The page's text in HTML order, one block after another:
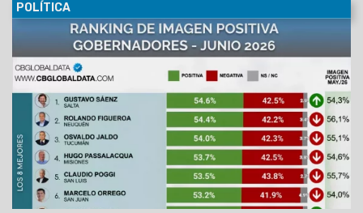
POLÍTICA
16/06/2026 Así se desprende del estudio que hace CB
Global Data desde 2020. Evalúa las imágenes de los 24
mandatarios locales en sus provincias.
Salta, Gustavo Sáenz alcanza un 54,6% de imagen
positiva: en el otro extremo, Axel Kicillof quedó en el
último lugar.